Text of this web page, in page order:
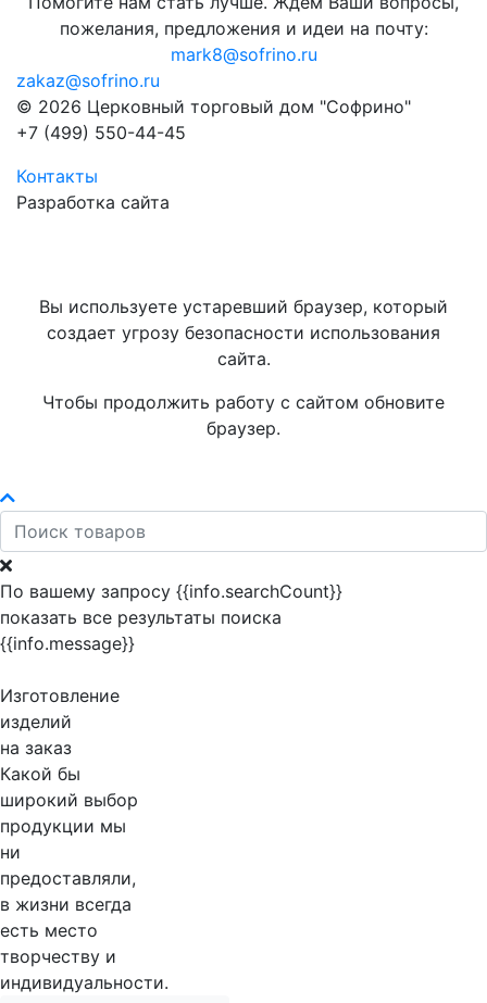
пожелания, предложения и идеи на почту:
mark8@sofrino.ru
zakaz@sofrino.ru
© 2026 Церковный торговый дом "Софрино"
+7 (499) 550-44-45
Контакты
Разработка сайта
Вы используете устаревший браузер, который
создает угрозу безопасности использования
сайта.
Чтобы продолжить работу с сайтом обновите
браузер.
По вашему запросу {{info.searchCount}}
показать все результаты поиска
{{info.message}}
Изготовление
изделий
на заказ
Какой бы
широкий выбор
продукции мы
ни
предоставляли,
в жизни всегда
есть место
творчеству и
индивидуальности.